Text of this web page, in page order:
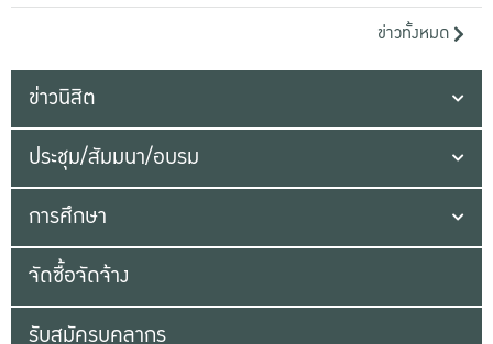
ข่าวทั้งหมด
ข่าวนิสิต
ประชุม/สัมมนา/อบรม
การศึกษา
จัดซื้อจัดจ้าง
รับสมัครบุคลากร